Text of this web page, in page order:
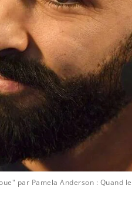
par Pamela Anderson : Quand